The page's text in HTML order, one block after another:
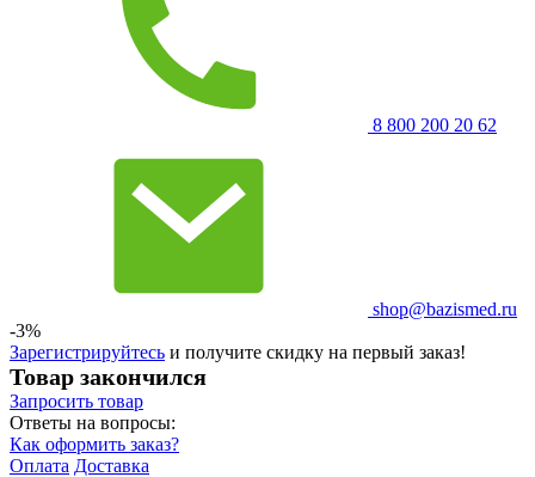
8 800 200 20 62
shop@bazismed.ru
-3%
Зарегистрируйтесь и получите скидку на первый заказ!
Товар закончился
Запросить товар
Ответы на вопросы:
Как оформить заказ?
Оплата Доставка